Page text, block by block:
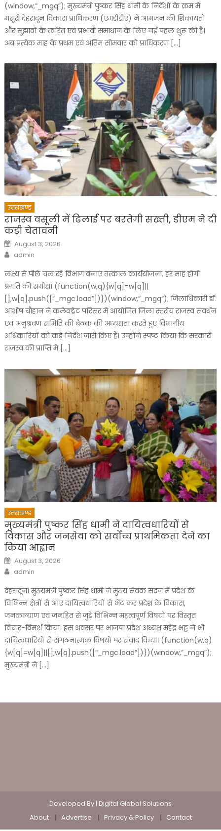
(window,”_mgq”); मुख्यमंत्री पुष्कर सिंह धामी के निर्देशों के क्रम में
मसूरी देहरादून विकास प्राधिकरण (एमडीडीए) ने आमजन की शिकायतों
और सुझावों के त्वरित एवं प्रभावी समाधान के लिए नई पहल शुरू की है।
अब प्रत्येक माह के प्रथम एवं अंतिम सोमवार को प्राधिकरण […]
उत्तराखण्ड
राजस्व वसूली में ढिलाई पर बरतेगी सख्ती, डीएम ने दी
कड़ी चेतावनी
Posted
on
August 3, 2026
Author
admin
लक्ष्य से पीछे चल रहे विभाग बनाएं तत्काल कार्ययोजना, हर माह होगी
प्रगति की समीक्षा (function(w,q){w[q]=w[q]||
[];w[q].push([“_mgc.load”])})(window,”_mgq”); जिलाधिकारी डॉ.
आशीष चौहान ने कलेक्ट्रेट परिसर में आयोजित जिला स्तरीय राजस्व संवर्धन
एवं अनुश्रवण समिति की बैठक की अध्यक्षता करते हुए विभागीय
अधिकारियों को कड़े निर्देश जारी किए हैं। उन्होंने स्पष्ट किया कि सरकारी
राजस्व की प्राप्ति में […]
उत्तराखण्ड
मुख्यमंत्री पुष्कर सिंह धामी ने दायित्वधारियों से
विकास और जनसेवा को सर्वोच्च प्राथमिकता देने का
किया आह्वान
Posted
on
August 3, 2026
Author
admin
देहरादून। मुख्यमंत्री पुष्कर सिंह धामी ने मुख्य सेवक सदन में प्रदेश के
विभिन्न क्षेत्रों से आए दायित्वधारियों से भेंट कर प्रदेश के विकास,
जनकल्याण एवं जनहित से जुड़े विभिन्न महत्वपूर्ण विषयों पर विस्तृत
विचार-विमर्श किया। इस अवसर पर भाजपा प्रदेश अध्यक्ष महेंद्र भट्ट ने भी
दायित्वधारियों से संगठनात्मक विषयों पर संवाद किया। (function(w,q)
{w[q]=w[q]||[];w[q].push([“_mgc.load”])})(window,”_mgq”);
मुख्यमंत्री ने […]
Developed By | Digital Global Solutions
About
Advertise Privacy & Policy Contact